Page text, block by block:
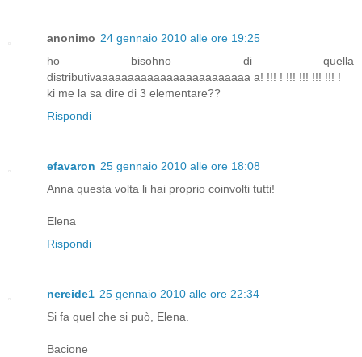
anonimo 24 gennaio 2010 alle ore 19:25
ho bisohno di quella
distributivaaaaaaaaaaaaaaaaaaaaaaaa a! !!! ! !!! !!! !!! !!! !
ki me la sa dire di 3 elementare??
Rispondi
efavaron 25 gennaio 2010 alle ore 18:08
Anna questa volta li hai proprio coinvolti tutti!
Elena
Rispondi
nereide1 25 gennaio 2010 alle ore 22:34
Si fa quel che si può, Elena.
Bacione